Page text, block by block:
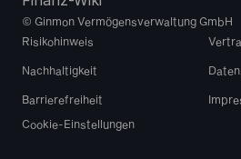
© Ginmon Vermögensverwaltung GmbH
Risikohinweis
Nachhaltigkeit
Barrierefreiheit
Cookie-Einstellungen